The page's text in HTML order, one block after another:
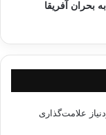
بحران آفریقا
علامت‌گذاری